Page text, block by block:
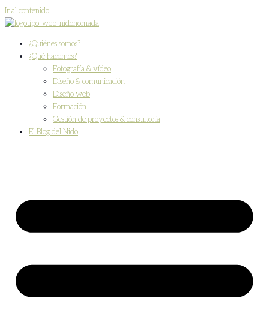
Ir al contenido
¿Quiénes somos?
¿Qué hacemos?
Fotografía & vídeo
Diseño & comunicación
Diseño web
Formación
Gestión de proyectos & consultoría
El Blog del Nido